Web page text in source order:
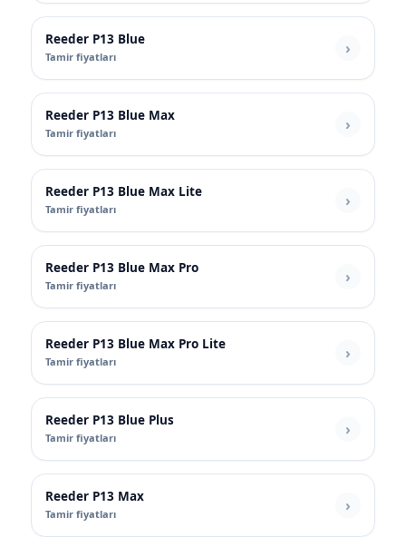
Reeder P13 Blue
Tamir fiyatları
Reeder P13 Blue Max
Tamir fiyatları
Reeder P13 Blue Max Lite
Tamir fiyatları
Reeder P13 Blue Max Pro
Tamir fiyatları
Reeder P13 Blue Max Pro Lite
Tamir fiyatları
Reeder P13 Blue Plus
Tamir fiyatları
Reeder P13 Max
Tamir fiyatları